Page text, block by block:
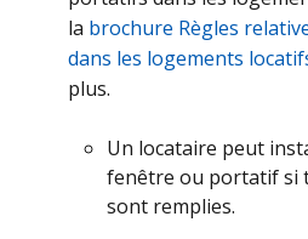
la brochure Règles
dans les logements
plus.
Un locataire peut
fenêtre ou portatif si
sont remplies.